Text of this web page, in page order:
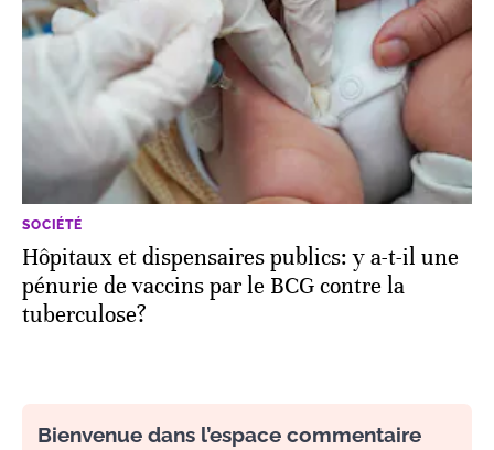
SOCIÉTÉ
Hôpitaux et dispensaires publics: y a-t-il une
pénurie de vaccins par le BCG contre la
tuberculose?
Bienvenue dans l’espace commentaire